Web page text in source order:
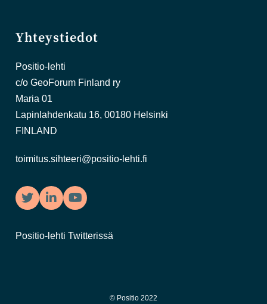
Yhteystiedot
Positio-lehti
c/o GeoForum Finland ry
Maria 01
Lapinlahdenkatu 16, 00180 Helsinki
FINLAND
toimitus.sihteeri@positio-lehti.fi
TwitterLinkedInYouTube
Positio-lehti Twitterissä
© Positio 2022